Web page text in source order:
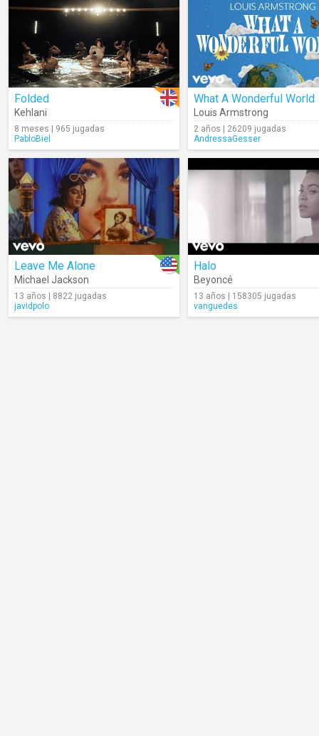
Folded
Kehlani
8 meses | 965 jugadas
PabloBiel
What A Wonderful World
Louis Armstrong
2 años | 26209 jugadas
AndressaGesser
Leave Me Alone
Michael Jackson
13 años | 8822 jugadas
javidpolo
Halo
Beyoncé
13 años | 158305 jugadas
vanguedes